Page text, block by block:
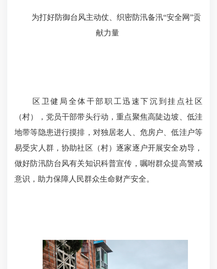
为打好防御台风主动仗、织密防汛备汛“安全网”贡
献力量
区卫健局全体干部职工迅速下沉到挂点社区
（村），党员干部带头行动，重点聚焦高陡边坡、低洼
地带等隐患进行摸排，对独居老人、危房户、低洼户等
易受灾人群，协助社区（村）逐家逐户开展安全劝导，
做好防汛防台风有关知识科普宣传，嘱咐群众提高警戒
意识，助力保障人民群众生命财产安全。